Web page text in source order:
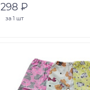
298 ₽
за 1 шт